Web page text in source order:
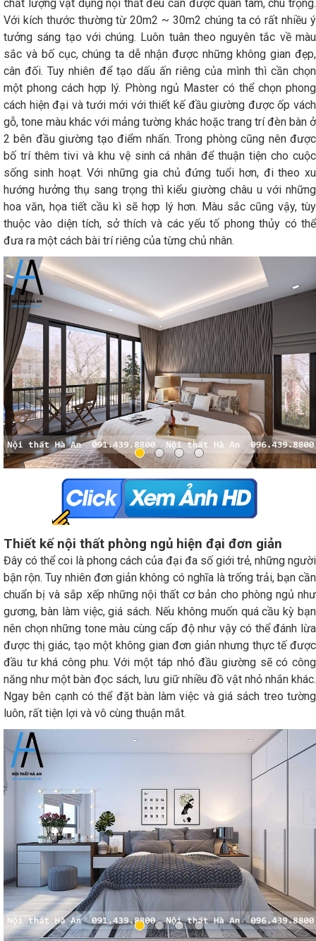
chất lượng vật dụng nội thất đều cần được quan tâm, chú trọng.
Với kích thước thường từ 20m2 ~ 30m2 chúng ta có rất nhiều ý
tưởng sáng tạo với chúng. Luôn tuân theo nguyên tắc về màu
sắc và bố cục, chúng ta dễ nhận được những không gian đẹp,
cân đối. Tuy nhiên để tạo dấu ấn riêng của mình thì cần chọn
một phong cách hợp lý. Phòng ngủ Master có thể chọn phong
cách hiện đại và tưới mới với thiết kế đầu giường được ốp vách
gỗ, tone màu khác với mảng tường khác hoặc trang trí đèn bàn ở
2 bên đầu giường tạo điểm nhấn. Trong phòng cũng nên được
bố trí thêm tivi và khu vệ sinh cá nhân để thuận tiện cho cuộc
sống sinh hoạt. Với những gia chủ đứng tuổi hơn, đi theo xu
hướng hưởng thụ sang trọng thì kiểu giường châu u với những
hoa văn, họa tiết cầu kì sẽ hợp lý hơn. Màu sắc cũng vậy, tùy
thuộc vào diện tích, sở thích và các yếu tố phong thủy có thể
đưa ra một cách bài trí riêng của từng chủ nhân.
Thiết kế nội thất phòng ngủ hiện đại đơn giản
Đây có thể coi là phong cách của đại đa số giới trẻ, những người
bận rộn. Tuy nhiên đơn giản không có nghĩa là trống trải, bạn cần
chuẩn bị và sắp xếp những nội thất cơ bản cho phòng ngủ như
gương, bàn làm việc, giá sách. Nếu không muốn quá cầu kỳ bạn
nên chọn những tone màu cùng cấp độ như vậy có thể đánh lừa
được thị giác, tạo một không gian đơn giản nhưng thực tế được
đầu tư khá công phu. Với một táp nhỏ đầu giường sẽ có công
năng như một bàn đọc sách, lưu giữ nhiều đồ vật nhỏ nhắn khác.
Ngay bên cạnh có thể đặt bàn làm việc và giá sách treo tường
luôn, rất tiện lợi và vô cùng thuận mắt.